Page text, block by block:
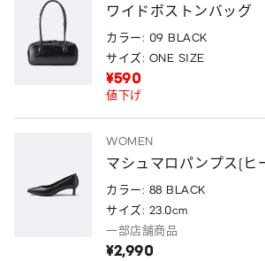
ワイドボストンバッグ
カラー: 09 BLACK
サイズ: ONE SIZE
¥590
値下げ
WOMEN
マシュマロパンプス(ヒ
カラー: 88 BLACK
サイズ: 23.0cm
一部店舗商品
¥2,990